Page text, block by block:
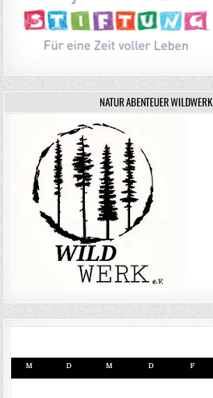
NATUR ABENTEUER WILDWERK
M D M D F